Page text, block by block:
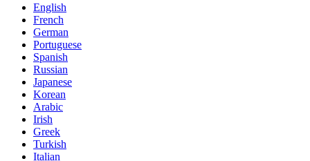
English
French
German
Portuguese
Spanish
Russian
Japanese
Korean
Arabic
Irish
Greek
Turkish
Italian